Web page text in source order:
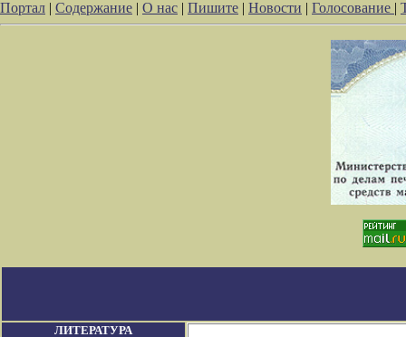
Портал | Содержание | О нас | Пишите | Новости | Голосование |
ЛИТЕРАТУРА